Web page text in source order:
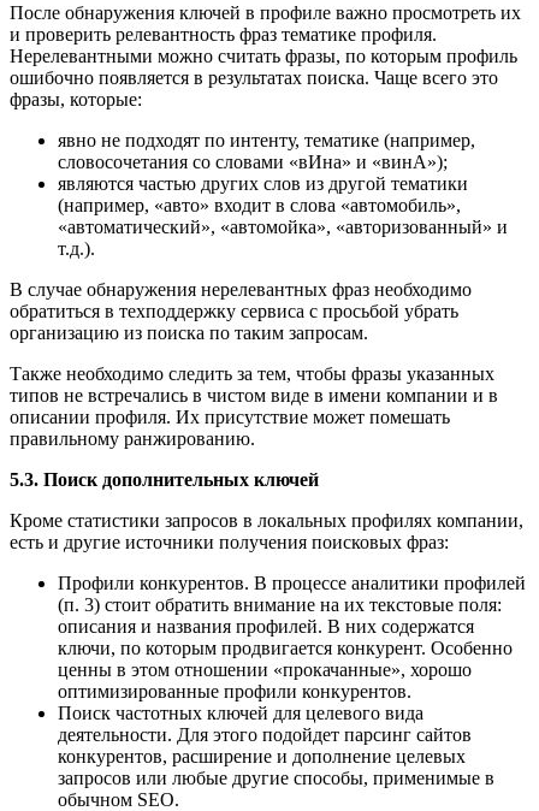
После обнаружения ключей в профиле важно просмотреть их
и проверить релевантность фраз тематике профиля.
Нерелевантными можно считать фразы, по которым профиль
ошибочно появляется в результатах поиска. Чаще всего это
фразы, которые:
явно не подходят по интенту, тематике (например,
словосочетания со словами «вИна» и «винА»);
являются частью других слов из другой тематики
(например, «авто» входит в слова «автомобиль»,
«автоматический», «автомойка», «авторизованный» и
т.д.).
В случае обнаружения нерелевантных фраз необходимо
обратиться в техподдержку сервиса с просьбой убрать
организацию из поиска по таким запросам.
Также необходимо следить за тем, чтобы фразы указанных
типов не встречались в чистом виде в имени компании и в
описании профиля. Их присутствие может помешать
правильному ранжированию.
5.3. Поиск дополнительных ключей
Кроме статистики запросов в локальных профилях компании,
есть и другие источники получения поисковых фраз:
Профили конкурентов. В процессе аналитики профилей
(п. 3) стоит обратить внимание на их текстовые поля:
описания и названия профилей. В них содержатся
ключи, по которым продвигается конкурент. Особенно
ценны в этом отношении «прокачанные», хорошо
оптимизированные профили конкурентов.
Поиск частотных ключей для целевого вида
деятельности. Для этого подойдет парсинг сайтов
конкурентов, расширение и дополнение целевых
запросов или любые другие способы, применимые в
обычном SEO.